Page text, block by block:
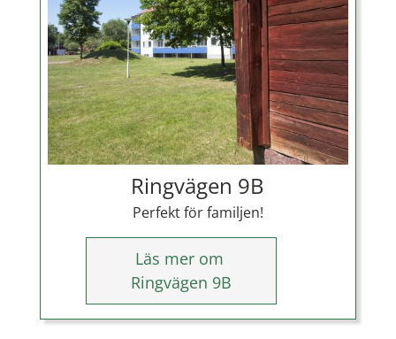
Ringvägen 9B
Perfekt för familjen!
Läs mer om
Ringvägen 9B